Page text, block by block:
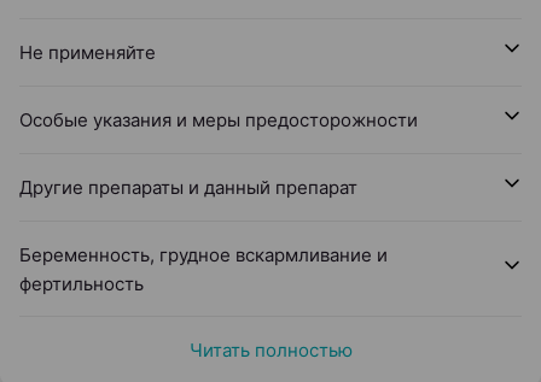
Не применяйте
Особые указания и меры предосторожности
Другие препараты и данный препарат
Беременность, грудное вскармливание и
фертильность
Читать полностью